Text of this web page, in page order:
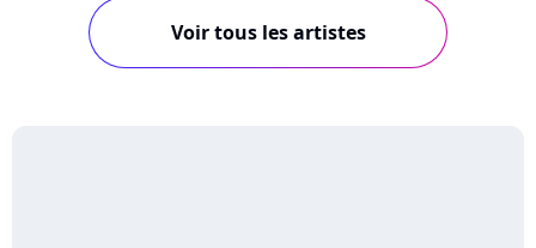
Voir tous les artistes